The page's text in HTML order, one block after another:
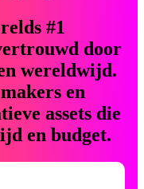
#1
door
wereldwijd.
en
assets die
en budget.